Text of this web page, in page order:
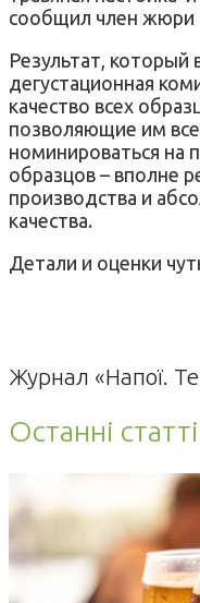
сообщил член жюри
Результат, который
дегустационная
качество всех
позволяющие им
номинироваться на
образцов – вполне
производства и
качества.
Детали и оценки
Журнал «Напої.
Останні статті